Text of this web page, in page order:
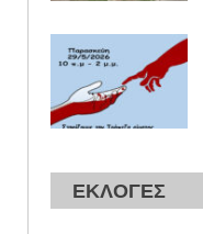
ΕΚΛΟΓΕΣ